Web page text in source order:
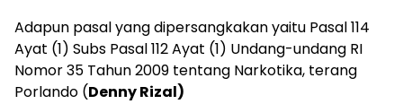
Adapun pasal yang dipersangkakan yaitu Pasal 114
Ayat (1) Subs Pasal 112 Ayat (1) Undang-undang RI
Nomor 35 Tahun 2009 tentang Narkotika, terang
Porlando (Denny Rizal)